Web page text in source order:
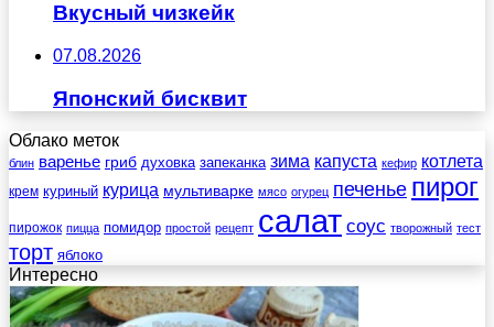
Вкусный чизкейк
07.08.2026
Японский бисквит
Облако меток
блин варенье гриб духовка запеканка зима капуста кефир котлета
крем куриный курица мультиварке мясо огурец печенье пирог
пирожок пицца помидор простой рецепт салат соус творожный тест
торт яблоко
Интересно